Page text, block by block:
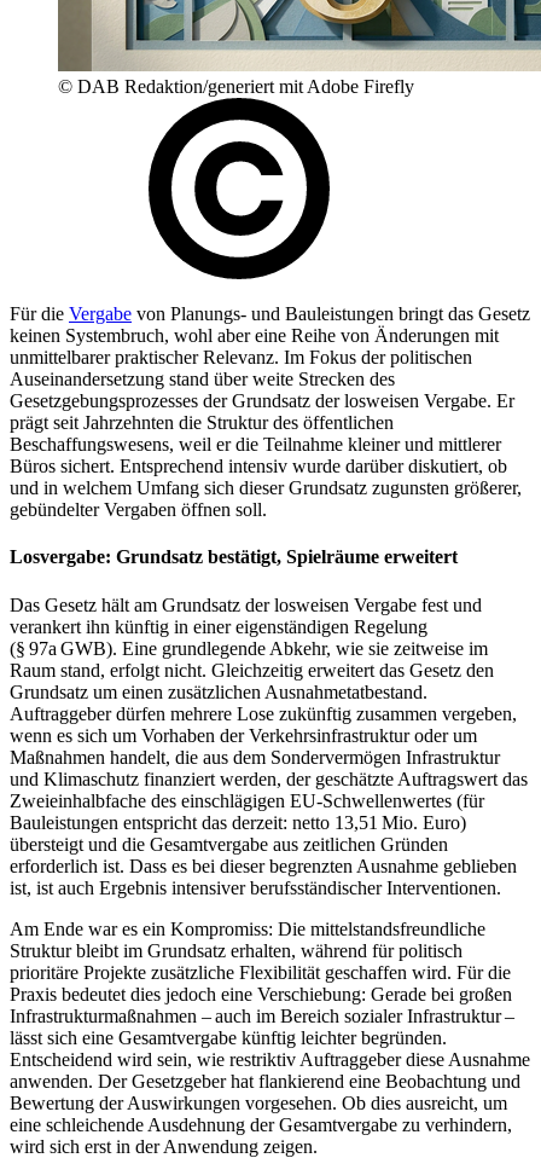
© DAB Redaktion/generiert mit Adobe Firefly
Für die Vergabe von Planungs- und Bauleistungen bringt das Gesetz
keinen Systembruch, wohl aber eine Reihe von Änderungen mit
unmittelbarer praktischer Relevanz. Im Fokus der politischen
Auseinandersetzung stand über weite Strecken des
Gesetzgebungsprozesses der Grundsatz der losweisen Vergabe. Er
prägt seit Jahrzehnten die Struktur des öffentlichen
Beschaffungswesens, weil er die Teilnahme kleiner und mittlerer
Büros sichert. Entsprechend intensiv wurde darüber diskutiert, ob
und in welchem Umfang sich dieser Grundsatz zugunsten größerer,
gebündelter Vergaben öffnen soll.
Losvergabe: Grundsatz bestätigt, Spielräume erweitert
Das Gesetz hält am Grundsatz der losweisen Vergabe fest und
verankert ihn künftig in einer eigenständigen Regelung
(§ 97a GWB). Eine grundlegende Abkehr, wie sie zeitweise im
Raum stand, erfolgt nicht. Gleichzeitig erweitert das Gesetz den
Grundsatz um einen zusätzlichen Ausnahmetatbestand.
Auftraggeber dürfen mehrere Lose zukünftig zusammen vergeben,
wenn es sich um Vorhaben der Verkehrsinfrastruktur oder um
Maßnahmen handelt, die aus dem Sondervermögen Infrastruktur
und Klimaschutz finanziert werden, der geschätzte Auftragswert das
Zweieinhalbfache des einschlägigen EU-Schwellenwertes (für
Bauleistungen entspricht das derzeit: netto 13,51 Mio. Euro)
übersteigt und die Gesamtvergabe aus zeitlichen Gründen
erforderlich ist. Dass es bei dieser begrenzten Ausnahme geblieben
ist, ist auch Ergebnis intensiver berufsständischer Interventionen.
Am Ende war es ein Kompromiss: Die mittelstandsfreundliche
Struktur bleibt im Grundsatz erhalten, während für politisch
prioritäre Projekte zusätzliche Flexibilität geschaffen wird. Für die
Praxis bedeutet dies jedoch eine Verschiebung: Gerade bei großen
Infrastrukturmaßnahmen – auch im Bereich sozialer Infrastruktur –
lässt sich eine Gesamtvergabe künftig leichter begründen.
Entscheidend wird sein, wie restriktiv Auftraggeber diese Ausnahme
anwenden. Der Gesetzgeber hat flankierend eine Beobachtung und
Bewertung der Auswirkungen vorgesehen. Ob dies ausreicht, um
eine schleichende Ausdehnung der Gesamtvergabe zu verhindern,
wird sich erst in der Anwendung zeigen.